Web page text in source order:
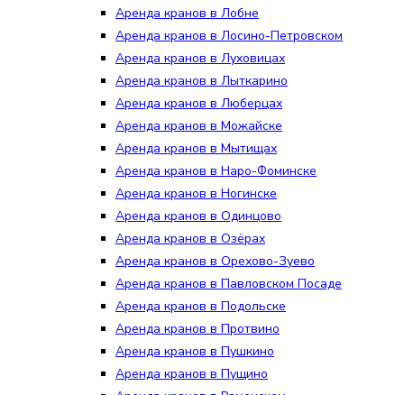
Аренда кранов в Лобне
Аренда кранов в Лосино-Петровском
Аренда кранов в Луховицах
Аренда кранов в Лыткарино
Аренда кранов в Люберцах
Аренда кранов в Можайске
Аренда кранов в Мытищах
Аренда кранов в Наро-Фоминске
Аренда кранов в Ногинске
Аренда кранов в Одинцово
Аренда кранов в Озёрах
Аренда кранов в Орехово-Зуево
Аренда кранов в Павловском Посаде
Аренда кранов в Подольске
Аренда кранов в Протвино
Аренда кранов в Пушкино
Аренда кранов в Пущино